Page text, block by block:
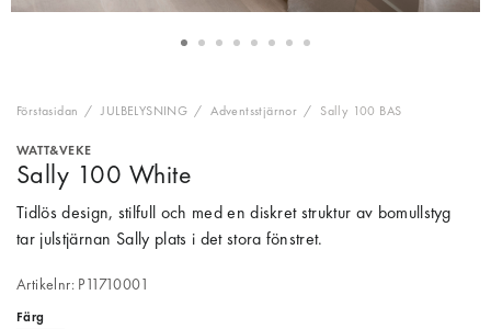
Förstasidan JULBELYSNING Adventsstjärnor Sally 100 BAS
WATT&VEKE
Sally 100 White
Tidlös design, stilfull och med en diskret struktur av bomullstyg
tar julstjärnan Sally plats i det stora fönstret.
Artikelnr: P11710001
Färg